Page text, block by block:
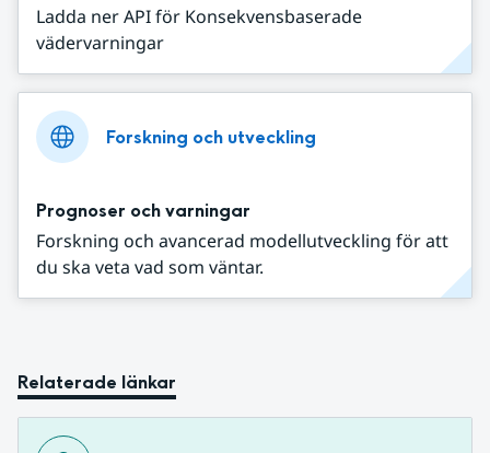
Ladda ner API för Konsekvensbaserade
vädervarningar
Forskning och utveckling
Prognoser och varningar
Forskning och avancerad modellutveckling för att
du ska veta vad som väntar.
Relaterade länkar